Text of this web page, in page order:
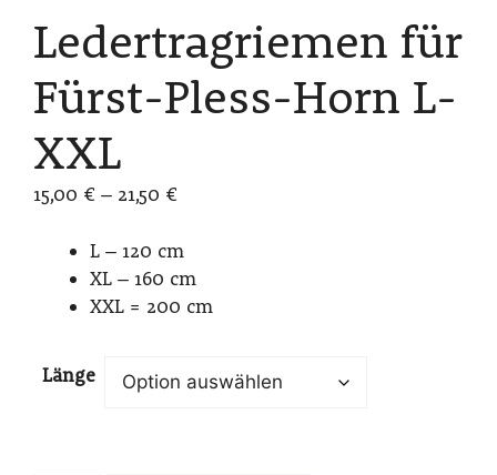
Ledertragriemen für
Fürst-Pless-Horn L-
XXL
15,00 € – 21,50 €
bis
21,50 €
L – 120 cm
XL – 160 cm
XXL = 200 cm
Länge